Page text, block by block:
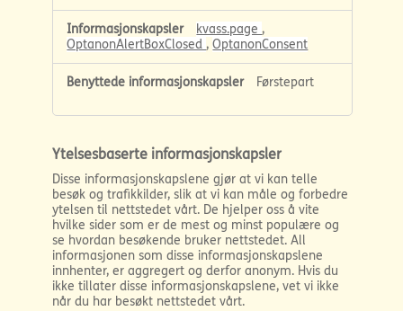
kvass.page ,
OptanonAlertBoxClosed ,OptanonConsent
Førstepart
Ytelsesbaserte informasjonskapsler
Disse informasjonskapslene gjør at vi kan telle
besøk og trafikkilder, slik at vi kan måle og forbedre
ytelsen til nettstedet vårt. De hjelper oss å vite
hvilke sider som er de mest og minst populære og
se hvordan besøkende bruker nettstedet. All
informasjonen som disse informasjonskapslene
innhenter, er aggregert og derfor anonym. Hvis du
ikke tillater disse informasjonskapslene, vet vi ikke
når du har besøkt nettstedet vårt.